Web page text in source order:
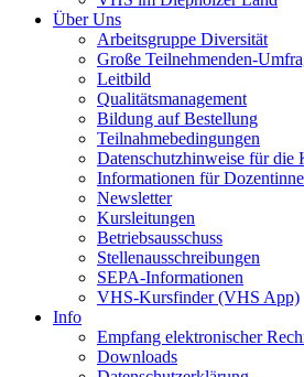
Über Uns
Arbeitsgruppe Diversität
Große Teilnehmenden-
Leitbild
Qualitätsmanagement
Bildung auf Bestellung
Teilnahmebedingungen
Datenschutzhinweise für die
Informationen für
Newsletter
Kursleitungen
Betriebsausschuss
Stellenausschreibungen
SEPA-Informationen
VHS-Kursfinder (VHS App)
Info
Empfang elektronischer
Downloads